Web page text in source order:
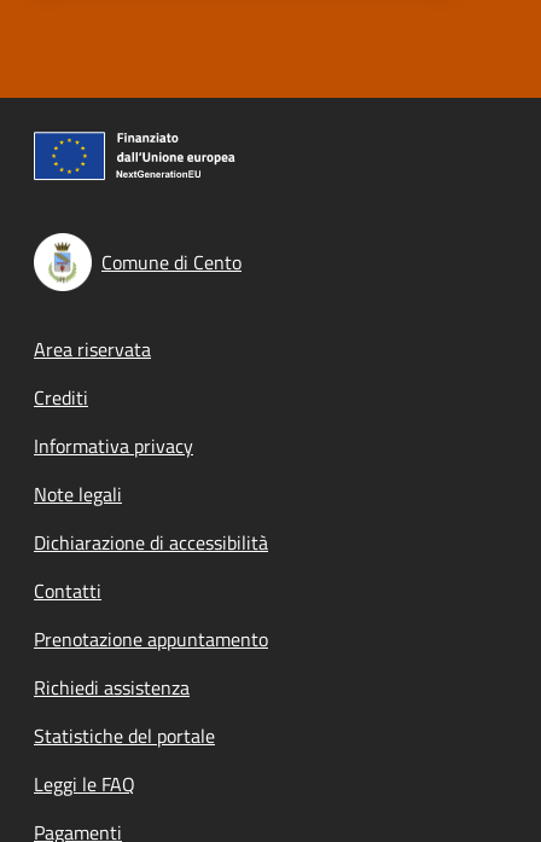
Comune di Cento
Footer menu
Area riservata
Crediti
Informativa privacy
Note legali
Dichiarazione di accessibilità
Contatti
Prenotazione appuntamento
Richiedi assistenza
Statistiche del portale
Leggi le FAQ
Pagamenti